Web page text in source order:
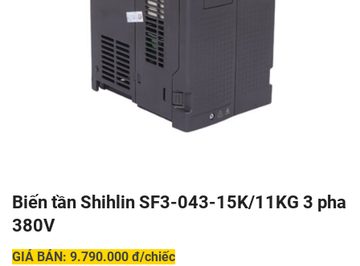
Biến tần Shihlin SF3-043-15K/11KG 3 pha
380V
GIÁ BÁN: 9.790.000 đ/chiếc